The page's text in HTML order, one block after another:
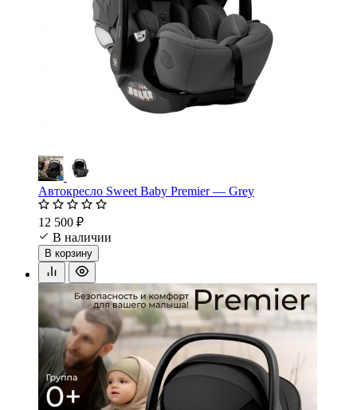
Автокресло Sweet Baby Premier — Grey
12 500 ₽
В наличии
В корзину